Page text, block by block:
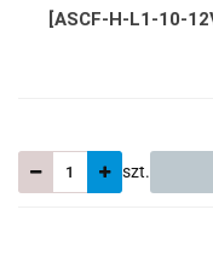
[ASCF-H-L1-10-
szt.